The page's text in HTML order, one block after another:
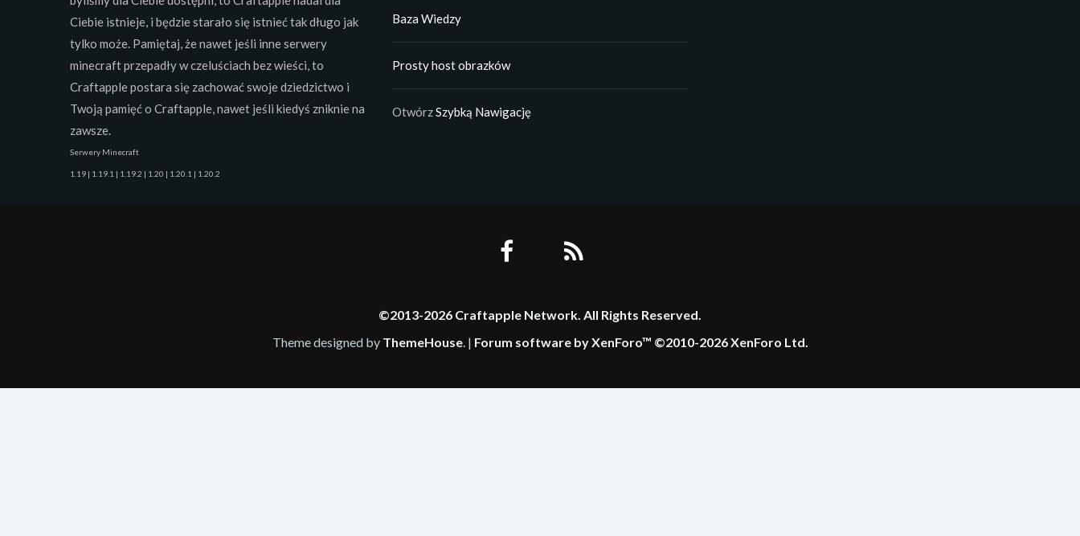
Ciebie istnieje, i będzie starało się istnieć tak długo jak
tylko może. Pamiętaj, że nawet jeśli inne serwery
minecraft przepadły w czeluściach bez wieści, to
Craftapple postara się zachować swoje dziedzictwo i
Twoją pamięć o Craftapple, nawet jeśli kiedyś zniknie na
zawsze.
Serwery Minecraft
1.19 | 1.19.1 | 1.19.2 | 1.20 | 1.20.1 | 1.20.2
Baza Wiedzy
Prosty host obrazków
OtwórzSzybką Nawigację
©2013-2026 Craftapple Network. All Rights Reserved.
Theme designed by ThemeHouse. | Forum software by XenForo™ ©2010-2026 XenForo Ltd.